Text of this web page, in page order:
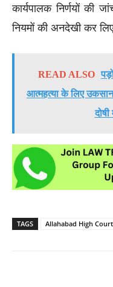
कार्यपालक निर्णयों की
नियमों की अनदेखी कर
READ ALSO
आत्महत्या के लिए
TAGS Allahabad High Court